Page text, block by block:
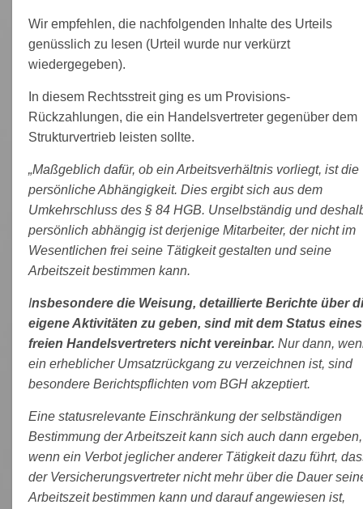
Wir empfehlen, die nachfolgenden Inhalte des Urteils
genüsslich zu lesen (Urteil wurde nur verkürzt
wiedergegeben).
In diesem Rechtsstreit ging es um Provisions-
Rückzahlungen, die ein Handelsvertreter gegenüber dem
Strukturvertrieb leisten sollte.
„Maßgeblich dafür, ob ein Arbeitsverhältnis vorliegt, ist die
persönliche Abhängigkeit. Dies ergibt sich aus dem
Umkehrschluss des § 84 HGB. Unselbständig und
persönlich abhängig ist derjenige Mitarbeiter, der nicht im
Wesentlichen frei seine Tätigkeit gestalten und seine
Arbeitszeit bestimmen kann.
Insbesondere die Weisung, detaillierte Berichte über
eigene Aktivitäten zu geben, sind mit dem Status eines
freien Handelsvertreters nicht vereinbar. Nur dann,
ein erheblicher Umsatzrückgang zu verzeichnen ist, sind
besondere Berichtspflichten vom BGH akzeptiert.
Eine statusrelevante Einschränkung der selbständigen
Bestimmung der Arbeitszeit kann sich auch dann ergeben,
wenn ein Verbot jeglicher anderer Tätigkeit dazu führt,
der Versicherungsvertreter nicht mehr über die Dauer
Arbeitszeit bestimmen kann und darauf angewiesen ist,